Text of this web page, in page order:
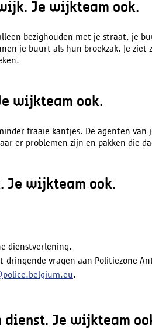
Je wijkteam ook.
bezighouden met je straat, je
je buurt als hun broekzak. Je ziet
wijkteam ook.
fraaie kantjes. De agenten van
er problemen zijn en pakken die
Je wijkteam ook.
dienstverlening.
dringende vragen aan Politiezone
.
Je wijkteam